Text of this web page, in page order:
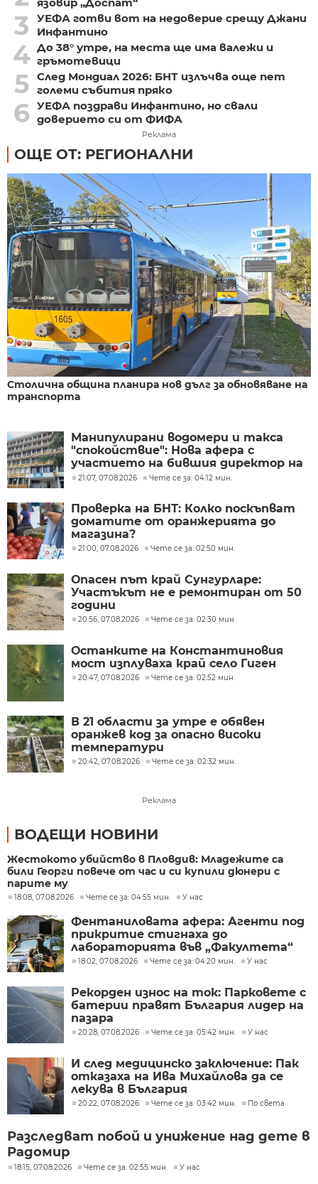
язовир „Доспат“
3
УЕФА готви вот на недоверие срещу Джани
Инфантино
4 До 38° утре, на места ще има валежи и
гръмотевици
5 След Мондиал 2026: БНТ излъчва още пет
големи събития пряко
6 УЕФА поздрави Инфантино, но свали
доверието си от ФИФА
Реклама
ОЩЕ ОТ: РЕГИОНАЛНИ
Столична община планира нов дълг за обновяване на
транспорта
Манипулирани водомери и такса
"спокойствие": Нова афера с
участието на бившия директор на
"ВиК - Бургас"
21:07, 07.08.2026 Чете се за: 04:12 мин.
Проверка на БНТ: Колко поскъпват
доматите от оранжерията до
магазина?
21:00, 07.08.2026 Чете се за: 02:50 мин.
Опасен път край Сунгурларе:
Участъкът не е ремонтиран от 50
години
20:56, 07.08.2026 Чете се за: 02:30 мин.
Останките на Константиновия
мост изплуваха край село Гиген
20:47, 07.08.2026 Чете се за: 02:52 мин.
В 21 области за утре е обявен
оранжев код за опасно високи
температури
20:42, 07.08.2026 Чете се за: 02:32 мин.
Реклама
ВОДЕЩИ НОВИНИ
Жестокото убийство в Пловдив: Младежите са
били Георги повече от час и си купили дюнери с
парите му
18:08, 07.08.2026 Чете се за: 04:55 мин. У нас
Фентаниловата афера: Агенти под
прикритие стигнаха до
лабораторията във „Факултета“
18:02, 07.08.2026 Чете се за: 04:20 мин. У нас
Рекорден износ на ток: Парковете с
батерии правят България лидер на
пазара
20:28, 07.08.2026 Чете се за: 05:42 мин. У нас
И след медицинско заключение: Пак
отказаха на Ива Михайлова да се
лекува в България
20:22, 07.08.2026 Чете се за: 03:42 мин. По света
Разследват побой и унижение над дете в
Радомир
18:15, 07.08.2026 Чете се за: 02:55 мин. У нас